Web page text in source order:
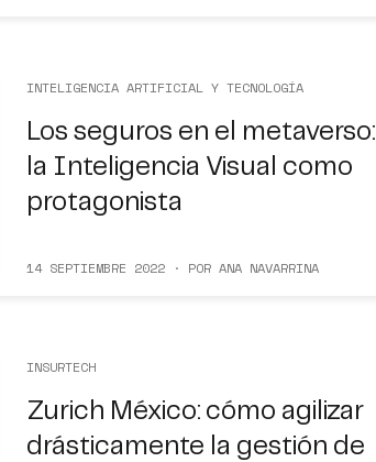
INTELIGENCIA ARTIFICIAL Y TECNOLOGÍA
Los seguros en el metaverso:
la Inteligencia Visual como
protagonista
14 SEPTIEMBRE 2022 · POR ANA NAVARRINA
INSURTECH
Zurich México: cómo agilizar
drásticamente la gestión de